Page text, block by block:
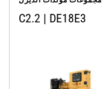
C2.2 | DE18E3